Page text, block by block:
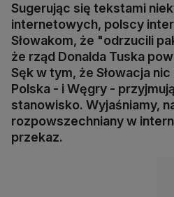
Sugerując się tekstami
internetowych, polscy
Słowakom, że "odrzucili
że rząd Donalda Tuska
Sęk w tym, że Słowacja nic
Polska - i Węgry -
stanowisko. Wyjaśniamy,
rozpowszechniany w
przekaz.